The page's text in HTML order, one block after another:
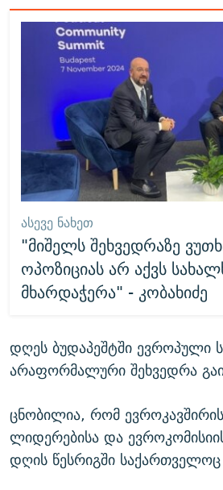
ᲐᲡᲔᲕᲔ ᲜᲐᲮᲔᲗ
"მიშელს შეხვედრაზე
ოპოზიციას არ აქვს
მხარდაჭერა" - კობახიძე
დღეს ბუდაპეშტში ევროპული
არაფორმალური შეხვედრა
ცნობილია, რომ ევროკავშირის
ლიდერებისა და
დღის წესრიგში საქართველოც